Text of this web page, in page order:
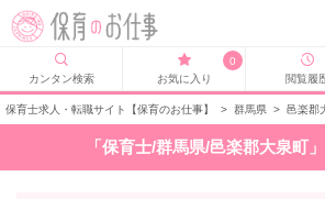
カンタン検索
0
お気に入り
閲覧履
保育士求人・転職サイト【保育のお仕事】 > 群馬県 > 邑楽郡
「保育士/群馬県/邑楽郡大泉町